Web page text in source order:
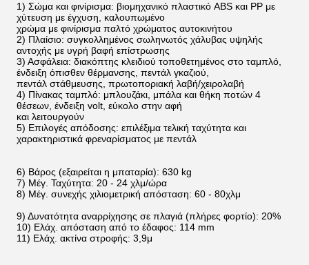
1) Σώμα και φινίρισμα: βιομηχανικό πλαστικό ABS και PP με
χύτευση με έγχυση, καλουπωμένο
χρώμα με φινίρισμα παλτό χρώματος αυτοκινήτου
2) Πλαίσιο: συγκολλημένος σωληνωτός χάλυβας υψηλής
αντοχής με υγρή βαφή επίστρωσης
3) Ασφάλεια: διακόπτης κλειδιού τοποθετημένος στο ταμπλό,
ένδειξη όπισθεν θέρμανσης, πεντάλ γκαζιού,
πεντάλ στάθμευσης, πρωτοποριακή λαβή/χειρολαβή
4) Πίνακας ταμπλό: μπλουζάκι, μπάλα και θήκη ποτών 4
θέσεων, ένδειξη volt, εύκολο στην αφή
και λειτουργούν
5) Επιλογές απόδοσης: επιλέξιμα τελική ταχύτητα και
χαρακτηριστικά φρεναρίσματος με πεντάλ
6) Βάρος (εξαιρείται η μπαταρία): 630 kg
7) Μέγ. Ταχύτητα: 20 - 24 χλμ/ώρα
8) Μέγ. συνεχής χιλιομετρική απόσταση: 60 - 80χλμ
9) Δυνατότητα αναρρίχησης σε πλαγιά (πλήρες φορτίο): 20%
10) Ελάχ. απόσταση από το έδαφος: 114 mm
11) Ελάχ. ακτίνα στροφής: 3,9μ